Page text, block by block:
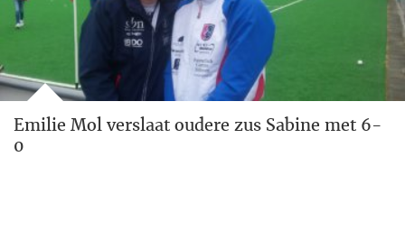
Emilie Mol verslaat oudere zus Sabine met 6-
0